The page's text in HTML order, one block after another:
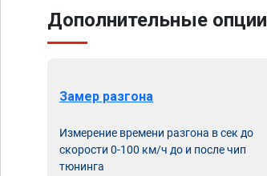
Дополнительные опции
Замер разгона
Измерение времени разгона в сек до
скорости 0-100 км/ч до и после чип
тюнинга